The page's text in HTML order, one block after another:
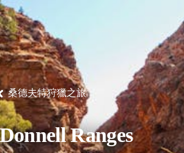
達
爾
文
斯
泉
烏
魯
魯
國
家
公
園
李
治
菲
特
國
家
公
園
瓦
塔
卡
國
家
公
園
提
維
群
東
阿
納
姆
地
馬
塔
蘭
卡
溫
泉
池
尼
特
米
魯
克
國
家
公
園
卡
魯
卡
魯
/
魔
鬼
大
理
石
保
區
馬
古
克
瀑
布
茨
奧
里
查
/
西
麥
克
唐
納
國
家
公
園
化
體
驗
攻
略
節
慶
與
活
動
外
和
探
險
自
然
和
野
生
動
植
物
歷
史
與
文
物
釣
豪
華
旅
游
露
營
和
豪
華
野
營
自
駕
遊
住
宿
覽
團
車
和
交
通
工
具
桑德夫特狩獵之旅
Ranges